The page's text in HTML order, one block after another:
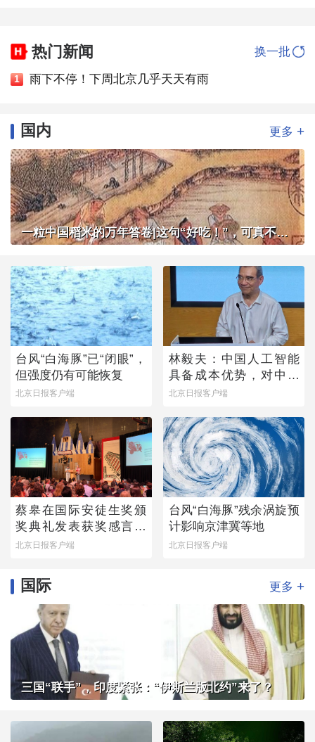
热门新闻 换一批
1 雨下不停！下周北京几乎天天有雨
国内 更多 +
一粒中国稻米的万年答卷|这句“好吃！”，可真不简单
台风“白海豚”已“闭眼”，
但强度仍有可能恢复
北京日报客户端
林毅夫：中国人工智能
具备成本优势，对中国
与美国竞争有信心
北京日报客户端
蔡皋在国际安徒生奖颁
奖典礼发表获奖感言：
那个手握木炭条涂鸦的
北京日报客户端
台风“白海豚”残余涡旋预
计影响京津冀等地
北京日报客户端
国际 更多 +
三国“联手”，印度紧张：“伊斯兰版北约”来了？